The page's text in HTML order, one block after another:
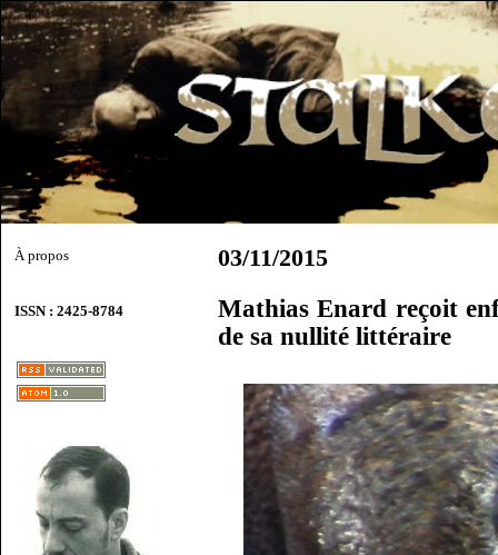
À propos
ISSN : 2425-8784
03/11/2015
Mathias Enard reçoit
de sa nullité littéraire